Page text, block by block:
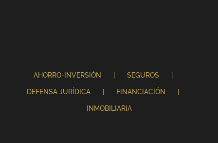
AHORRO-INVERSIÓN SEGUROS
DEFENSA JURÍDICA FINANCIACIÓN
INMOBILIARIA